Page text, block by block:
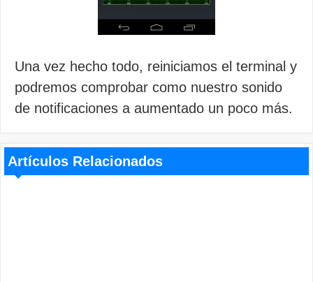
Una vez hecho todo, reiniciamos el terminal y
podremos comprobar como nuestro sonido
de notificaciones a aumentado un poco más.
Artículos Relacionados